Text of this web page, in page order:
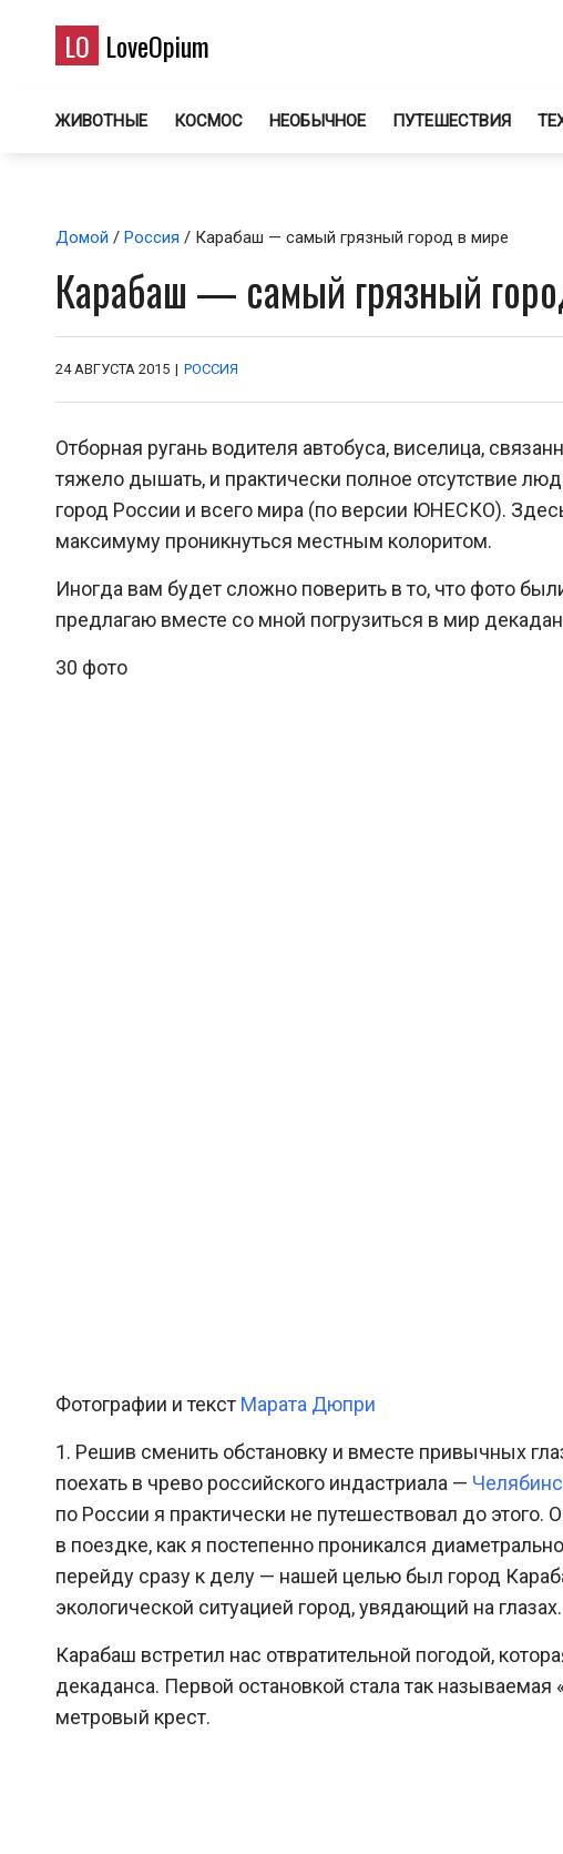
LO LoveOpium
ЖИВОТНЫЕ КОСМОС НЕОБЫЧНОЕ ПУТЕШЕСТВИЯ
Домой / Россия / Карабаш — самый грязный город в мире
Карабаш — самый грязный
24 АВГУСТА 2015 | РОССИЯ
Отборная ругань водителя автобуса, виселица,
тяжело дышать, и практически полное отсутствие
город России и всего мира (по версии ЮНЕСКО).
максимуму проникнуться местным колоритом.
Иногда вам будет сложно поверить в то, что фото
предлагаю вместе со мной погрузиться в мир
30 фото
Фотографии и текст Марата Дюпри
1. Решив сменить обстановку и вместе привычных
поехать в чрево российского индастриала —
по России я практически не путешествовал до этого.
в поездке, как я постепенно проникался
перейду сразу к делу — нашей целью был город
экологической ситуацией город, увядающий на глазах.
Карабаш встретил нас отвратительной погодой,
декаданса. Первой остановкой стала так
метровый крест.